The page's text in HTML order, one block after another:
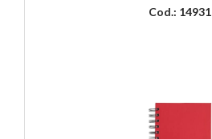
Cod.: 14931